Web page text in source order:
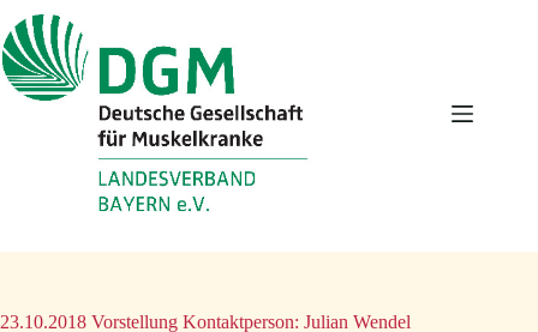
Inhalt
springen
23.10.2018 Vorstellung Kontaktperson: Julian Wendel